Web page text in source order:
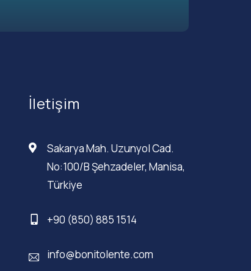
İletişim
Sakarya Mah. Uzunyol Cad.
No:100/B Şehzadeler, Manisa,
Türkiye
+90 (850) 885 1514
info@bonitolente.com